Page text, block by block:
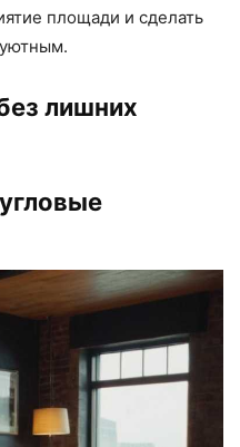
площади и сделать
лишних